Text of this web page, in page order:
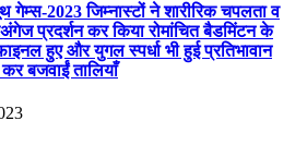
गेम्स-2023 जिम्नास्टों ने शारीरिक चपलता व
प्रदर्शन कर किया रोमांचित बैडमिंटन के
हुए और युगल स्पर्धा भी हुई प्रतिभावान
बजवाईं तालियाँ